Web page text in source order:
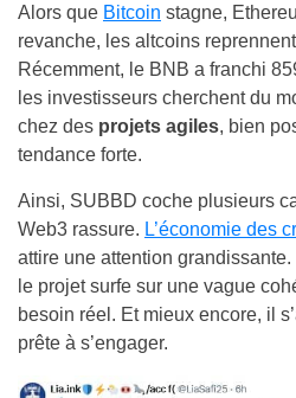
Alors que Bitcoin stagne,
revanche, les altcoins
Récemment, le BNB a franchi
les investisseurs cherchent du
chez des projets agiles, bien
tendance forte.
Ainsi, SUBBD coche plusieurs
Web3 rassure. L’économie des
attire une attention
le projet surfe sur une vague
besoin réel. Et mieux encore, il
prête à s’engager.